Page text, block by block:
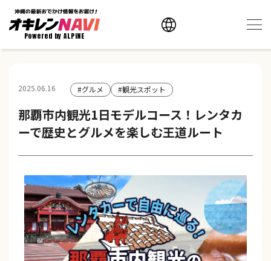
Powered by ALPINE
2025.06.16 #グルメ #観光スポット
那覇市内観光1日モデルコース！レンタカ
ーで歴史とグルメを楽しむ王道ルート